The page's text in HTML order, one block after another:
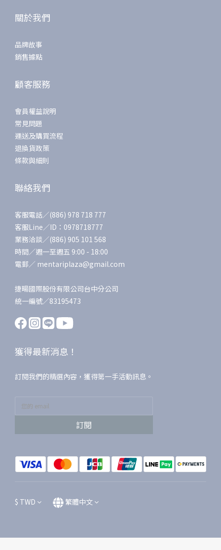
關於我們
品牌故事
銷售據點
顧客服務
會員權益說明
常見問題
運送及購買流程
退換貨政策
條款與細則
聯絡我們
客服電話／(886) 978 718 777
客服Line／ID：0978718777
業務洽談／(886) 905 101 568
時間／週一至週五 9:00 - 18:00
電郵／ mentariplaza@gmail.com
捷暘國際股份有限公司台中分公司
統一編號／83195473
獲得最新消息！
訂閱我們的精選內容，獲得第一手活動訊息。
訂閱
$ TWD 繁體中文